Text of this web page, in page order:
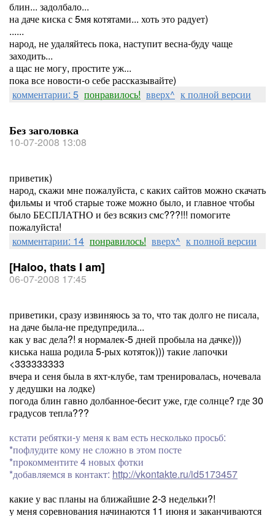
блин... задолбало...
на даче киска с 5мя котятами... хоть это радует)
......
народ, не удаляйтесь пока, наступит весна-буду чаще
заходить...
а щас не могу, простите уж...
пока все новости-о себе рассказывайте)
комментарии: 5 понравилось! вверх^ к полной версии
Без заголовка
10-07-2008 13:08
приветик)
народ, скажи мне пожалуйста, с каких сайтов можно скачать
фильмы и чтоб старые тоже можно было, и главное чтобы
было БЕСПЛАТНО и без всякиз смс???!!! помогите
пожалуйста!
комментарии: 14 понравилось! вверх^ к полной версии
[Haloo, thats I am]
06-07-2008 17:45
приветики, сразу извиняюсь за то, что так долго не писала,
на даче была-не предупредила...
как у вас дела?! я нормалек-5 дней пробыла на дачке)))
киська наша родила 5-рых котяток))) такие лапочки
<333333333
вчера и сеня была в яхт-клубе, там тренировалась, ночевала
у дедушки на лодке)
погода блин гавно долбанное-бесит уже, где солнце? где 30
градусов тепла???
кстати ребятки-у меня к вам есть несколько просьб:
*пофлудите кому не сложно в этом посте
*прокомментите 4 новых фотки
*добавляемся в контакт: http://vkontakte.ru/id5173457
какие у вас планы на ближайшие 2-3 недельки?!
у меня соревнования начинаются 11 июня и заканчиваются